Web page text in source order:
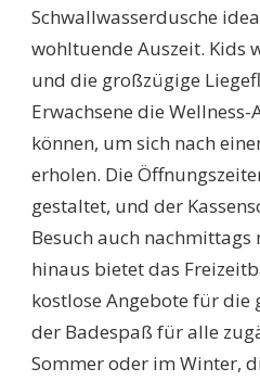
Schwallwasserdusche
wohltuende Auszeit. Kids
und die großzügige
Erwachsene die
können, um sich nach
erholen. Die
gestaltet, und der
Besuch auch
hinaus bietet das
kostlose Angebote für die
der Badespaß für alle
Sommer oder im Winter,